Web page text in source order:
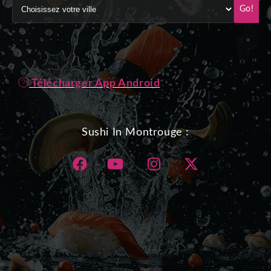
Go!
Télécharger App Android
Sushi In Montrouge :